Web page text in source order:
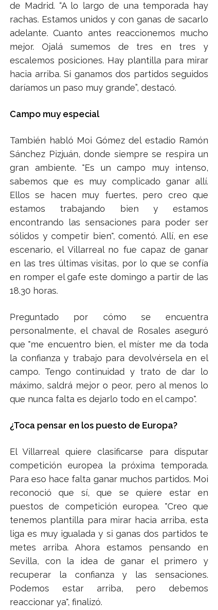
de Madrid. “A lo largo de una temporada hay
rachas. Estamos unidos y con ganas de sacarlo
adelante. Cuanto antes reaccionemos mucho
mejor. Ojalá sumemos de tres en tres y
escalemos posiciones. Hay plantilla para mirar
hacia arriba. Si ganamos dos partidos seguidos
daríamos un paso muy grande”, destacó.
Campo muy especial
También habló Moi Gómez del estadio Ramón
Sánchez Pizjuán, donde siempre se respira un
gran ambiente. "Es un campo muy intenso,
sabemos que es muy complicado ganar allí.
Ellos se hacen muy fuertes, pero creo que
estamos trabajando bien y estamos
encontrando las sensaciones para poder ser
sólidos y competir bien", comentó. Allí, en ese
escenario, el Villarreal no fue capaz de ganar
en las tres últimas visitas, por lo que se confía
en romper el gafe este domingo a partir de las
18.30 horas.
Preguntado por cómo se encuentra
personalmente, el chaval de Rosales aseguró
que "me encuentro bien, el míster me da toda
la confianza y trabajo para devolvérsela en el
campo. Tengo continuidad y trato de dar lo
máximo, saldrá mejor o peor, pero al menos lo
que nunca falta es dejarlo todo en el campo".
¿Toca pensar en los puesto de Europa?
El Villarreal quiere clasificarse para disputar
competición europea la próxima temporada.
Para eso hace falta ganar muchos partidos. Moi
reconoció que sí, que se quiere estar en
puestos de competición europea. "Creo que
tenemos plantilla para mirar hacia arriba, esta
liga es muy igualada y si ganas dos partidos te
metes arriba. Ahora estamos pensando en
Sevilla, con la idea de ganar el primero y
recuperar la confianza y las sensaciones.
Podemos estar arriba, pero debemos
reaccionar ya", finalizó.